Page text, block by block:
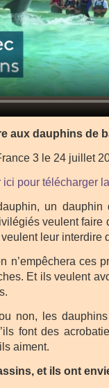
aux dauphins de
3 le 24 juillet
ici pour télécharger
un dauphin
veulent faire
leur interdire
n’empêchera ces
Et ils veulent
non, les
font des
aiment.
et ils ont